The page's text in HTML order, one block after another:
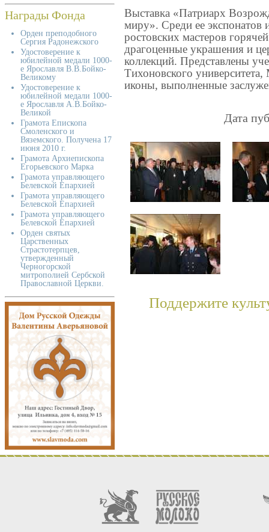
Выставка «Патриарх
миру». Среди ее экспонатов
ростовских мастеров
драгоценные украшения и
коллекций. Представлены
Тихоновского
иконы, выполненные
Дата
Поддержите
Награды Фонда
Орден преподобного
Сергия Радонежского
Удостоверение к
юбилейной медали 1000-
е Ярославля В.В.Бойко-
Великому
Удостоверение к
юбилейной медали 1000-
е Ярославля А.В.Бойко-
Великой
Грамота Епископа
Смоленского и
Вяземского. Получена 17
июня 2010 г.
Грамота Архиепископа
Егорьевского Марка
Грамота управляющего
Белевской Епархией
Грамота управляющего
Белевской Епархией
Грамота управляющего
Белевской Епархией
Орден святых
Царственных
Страстотерпцев,
утвержденный
Черногорской
митрополией Сербской
Православной Церкви.